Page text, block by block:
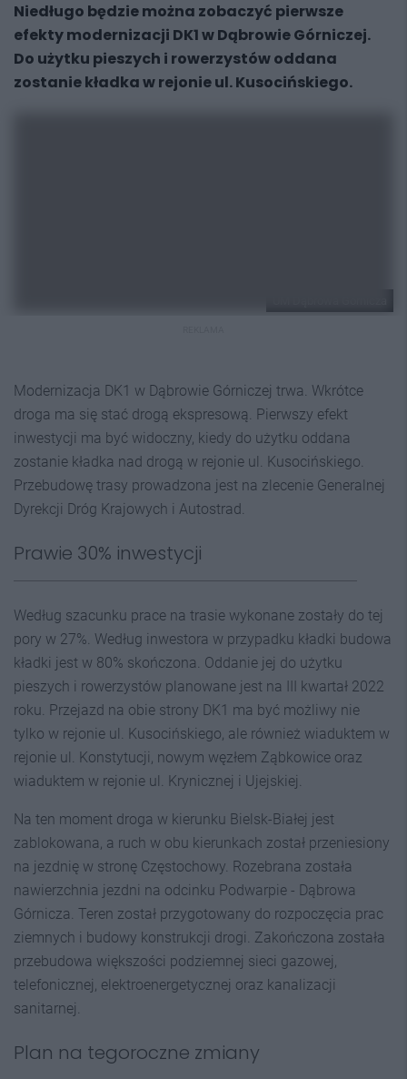
Niedługo będzie można zobaczyć pierwsze
efekty modernizacji DK1 w Dąbrowie Górniczej.
Do użytku pieszych i rowerzystów oddana
zostanie kładka w rejonie ul. Kusocińskiego.
Modernizacja DK1 w Dąbrowie Górniczej trwa. Wkrótce
droga ma się stać drogą ekspresową. Pierwszy efekt
inwestycji ma być widoczny, kiedy do użytku oddana
zostanie kładka nad drogą w rejonie ul. Kusocińskiego.
Przebudowę trasy prowadzona jest na zlecenie Generalnej
Dyrekcji Dróg Krajowych i Autostrad.
Prawie 30% inwestycji
Według szacunku prace na trasie wykonane zostały do tej
pory w 27%. Według inwestora w przypadku kładki budowa
kładki jest w 80% skończona. Oddanie jej do użytku
pieszych i rowerzystów planowane jest na III kwartał 2022
roku. Przejazd na obie strony DK1 ma być możliwy nie
tylko w rejonie ul. Kusocińskiego, ale również wiaduktem w
rejonie ul. Konstytucji, nowym węzłem Ząbkowice oraz
wiaduktem w rejonie ul. Krynicznej i Ujejskiej.
Na ten moment droga w kierunku Bielsk-Białej jest
zablokowana, a ruch w obu kierunkach został przeniesiony
na jezdnię w stronę Częstochowy. Rozebrana została
nawierzchnia jezdni na odcinku Podwarpie - Dąbrowa
Górnicza. Teren został przygotowany do rozpoczęcia prac
ziemnych i budowy konstrukcji drogi. Zakończona została
przebudowa większości podziemnej sieci gazowej,
telefonicznej, elektroenergetycznej oraz kanalizacji
sanitarnej.
Plan na tegoroczne zmiany